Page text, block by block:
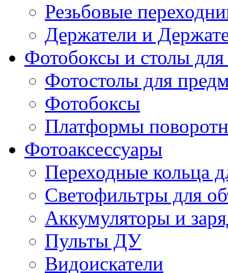
Резьбовые
Держатели и
Фотобоксы и столы
Фотостолы для
Фотобоксы
Платформы
Фотоаксессуары
Переходные кольца
Светофильтры для
Аккумуляторы и
Пульты ДУ
Видоискатели